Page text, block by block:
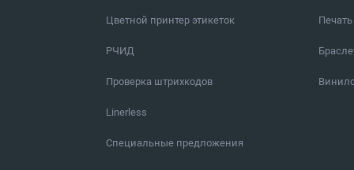
Цветной принтер этикеток
РЧИД
Проверка штрихкодов
Linerless
Специальные предложения